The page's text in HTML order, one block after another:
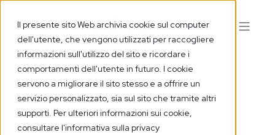
Il presente sito Web archivia cookie sul computer
dell'utente, che vengono utilizzati per raccogliere
informazioni sull'utilizzo del sito e ricordare i
comportamenti dell'utente in futuro. I cookie
servono a migliorare il sito stesso e a offrire un
servizio personalizzato, sia sul sito che tramite altri
supporti. Per ulteriori informazioni sui cookie,
consultare l'informativa sulla privacy
Cooking Tips